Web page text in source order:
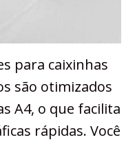
para caixinhas
são otimizados
A4, o que facilita
rápidas. Você